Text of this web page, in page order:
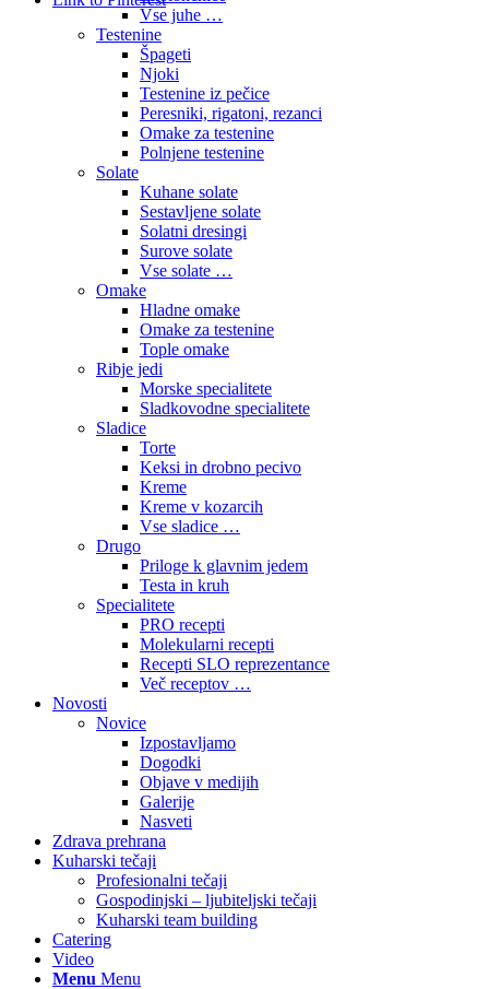
Vse juhe …
Testenine
Špageti
Njoki
Testenine iz pečice
Peresniki, rigatoni, rezanci
Omake za testenine
Polnjene testenine
Solate
Kuhane solate
Sestavljene solate
Solatni dresingi
Surove solate
Vse solate …
Omake
Hladne omake
Omake za testenine
Tople omake
Ribje jedi
Morske specialitete
Sladkovodne specialitete
Sladice
Torte
Keksi in drobno pecivo
Kreme
Kreme v kozarcih
Vse sladice …
Drugo
Priloge k glavnim jedem
Testa in kruh
Specialitete
PRO recepti
Molekularni recepti
Recepti SLO reprezentance
Več receptov …
Novosti
Novice
Izpostavljamo
Dogodki
Objave v medijih
Galerije
Nasveti
Zdrava prehrana
Kuharski tečaji
Profesionalni tečaji
Gospodinjski – ljubiteljski tečaji
Kuharski team building
Catering
Video
Menu Menu